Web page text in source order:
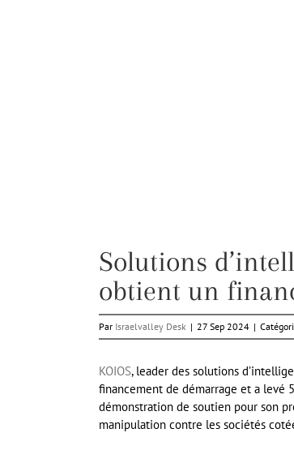
Solutions
obtient un
Par Israelvalley Desk | 27 Sep 2024 |
KOIOS, leader des solutions
financement de démarrage et a levé
démonstration de soutien pour son
manipulation contre les sociétés